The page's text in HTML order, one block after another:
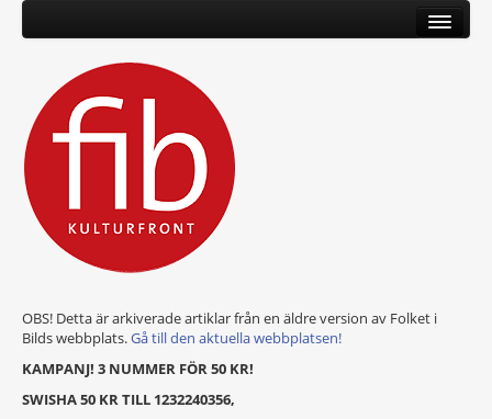
OBS! Detta är arkiverade artiklar från en äldre version av Folket i
Bilds webbplats.Gå till den aktuella webbplatsen!
KAMPANJ! 3 NUMMER FÖR 50 KR!
SWISHA 50 KR TILL 1232240356,